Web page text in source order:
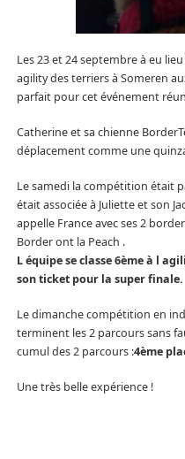
Les 23 et 24 septembre à eu
agility des terriers à Someren
parfait pour cet événement
Catherine et sa chienne
déplacement comme une
Le samedi la compétition était
était associée à Juliette et son
appelle France avec ses 2
Border ont la Peach .
L équipe se classe 6ème à l
son ticket pour la super finale.
Le dimanche compétition en
terminent les 2 parcours sans
cumul des 2 parcours :4ème
Une très belle expérience !